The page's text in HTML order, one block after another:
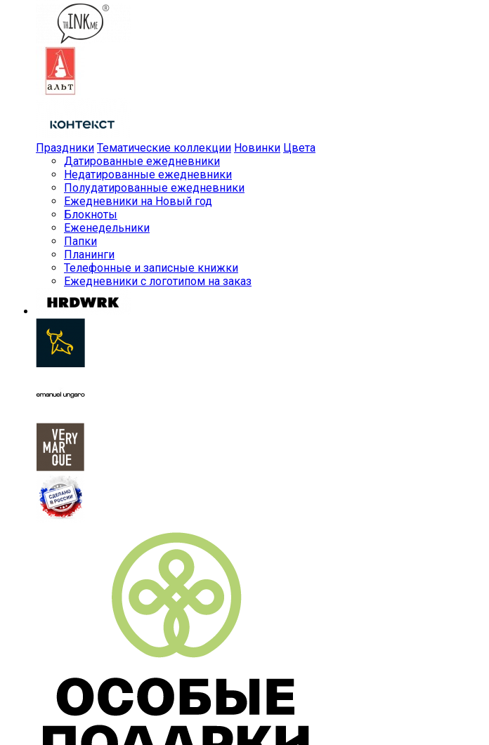
Праздники Тематические коллекции Новинки Цвета
Датированные ежедневники
Недатированные ежедневники
Полудатированные ежедневники
Ежедневники на Новый год
Блокноты
Еженедельники
Папки
Планинги
Телефонные и записные книжки
Ежедневники с логотипом на заказ